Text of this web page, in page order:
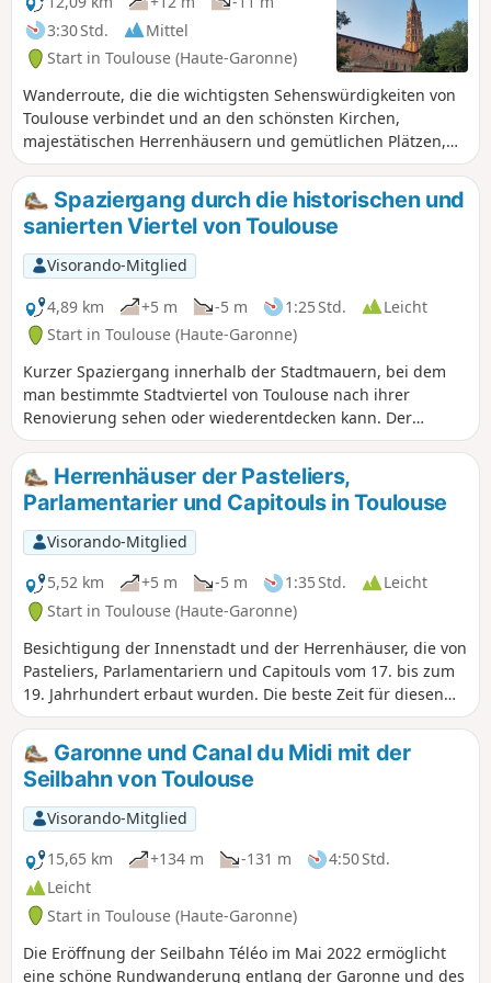
3:30 Std.
Mittel
Start in Toulouse (Haute-Garonne)
Wanderroute, die die wichtigsten Sehenswürdigkeiten von
Toulouse verbindet und an den schönsten Kirchen,
majestätischen Herrenhäusern und gemütlichen Plätzen,
mittelalterlichen Gassen und Museen vorbeiführt. Diese
Besichtigungstour durch die „Ville rose” kann je nach den
möglichen Besichtigungen und Zwischenstopps über einen
oder mehrere Tage verteilt werden.
Spaziergang durch die historischen und
sanierten Viertel von Toulouse
Visorando-Mitglied
4,89 km
+5 m -5 m 1:25 Std.
Leicht
Start in Toulouse (Haute-Garonne)
Kurzer Spaziergang innerhalb der Stadtmauern, bei dem
man bestimmte Stadtviertel von Toulouse nach ihrer
Renovierung sehen oder wiederentdecken kann. Der
Spaziergang führt sowohl mit nach oben gerichtetem Blick
auf die Gebäude als auch mit Blick auf den Boden, da die
Straßen entweder vollständig Fußgängerzonen oder
gemischt genutzt sind. Zahlreiche Sehenswürdigkeiten,
Gebäude aus vergangenen Jahrhunderten und Innenhöfe,
die man sich ansehen sollte, sofern der Eingang erlaubt ist.
Die Besichtigung der Sehenswürdigkeiten kann die Dauer
der Tour erheblich verlängern.
Herrenhäuser der Pasteliers,
Parlamentarier und Capitouls in Toulouse
Visorando-Mitglied
5,52 km
+5 m -5 m 1:35 Std.
Leicht
Start in Toulouse (Haute-Garonne)
Besichtigung der Innenstadt und der Herrenhäuser, die von
Pasteliers, Parlamentariern und Capitouls vom 17. bis zum
19. Jahrhundert erbaut wurden. Die beste Zeit für diesen
Spaziergang ist morgens zwischen 9 und 12 Uhr an
Wochentagen. Die Stadt ist dann voller Leben und in
Hochstimmung. Einige Tore der Herrenhäuser sind
geöffnet. In den kleinen Gassen des Zentrums muss man
den Kopf heben, um die Spitzen der Türme zu erblicken.
Vorhandene Straßenschilder.
Garonne und Canal du Midi mit der
Seilbahn von Toulouse
Visorando-Mitglied
15,65 km
+134 m -131 m
4:50 Std.
Leicht
Start in Toulouse (Haute-Garonne)
Die Eröffnung der Seilbahn Téléo im Mai 2022 ermöglicht
eine schöne Rundwanderung entlang der Garonne und des